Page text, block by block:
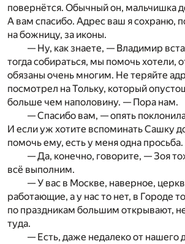
повернётся. Обычный он, мальчишка
А вам спасибо. Адрес ваш я сохраню,
на божницу, за иконы.
— Ну, как знаете, — Владимир
тогда собираться, мы помочь хотели,
обязаны очень многим. Не теряйте
посмотрел на Тольку, который
больше чем наполовину. — Пора нам.
— Спасибо вам, — опять
И если уж хотите вспоминать Сашку
помочь ему, есть у меня одна просьба.
— Да, конечно, говорите, — Зоя
всё выполним.
— У вас в Москве, наверное,
работающие, а у нас то нет, в Городе
по праздникам большим открывают,
туда.
— Есть, даже недалеко от нашего